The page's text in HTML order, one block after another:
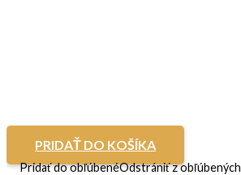
PRIDAŤ DO KOŠÍKA
Pridať do obľúbenéOdstrániť z obľúbených